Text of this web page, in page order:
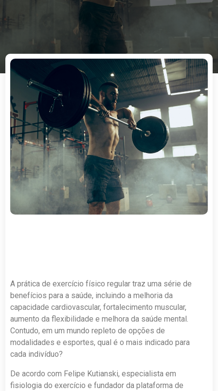
A prática de exercício físico regular traz uma série de
benefícios para a saúde, incluindo a melhoria da
capacidade cardiovascular, fortalecimento muscular,
aumento da flexibilidade e melhora da saúde mental.
Contudo, em um mundo repleto de opções de
modalidades e esportes, qual é o mais indicado para
cada indivíduo?
De acordo com Felipe Kutianski, especialista em
fisiologia do exercício e fundador da plataforma de